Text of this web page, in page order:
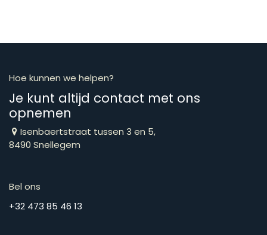
Hoe kunnen we helpen?
Je kunt altijd contact met ons
opnemen
Isenbaertstraat tussen 3 en 5,
8490 Snellegem
Bel ons
​​​​​​​​​​​​​​​​​​​​​​​+​3​2​ ​4​7​3​ ​8​5​ ​4​6​ ​1​3